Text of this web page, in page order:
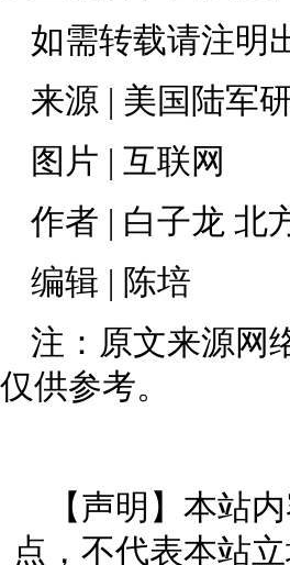
如需转载请注明
来源 | 美国陆军
图片 | 互联网
作者 | 白子龙 北
编辑 | 陈培
注：原文来源网
仅供参考。
【声明】本站
点，不代表本站